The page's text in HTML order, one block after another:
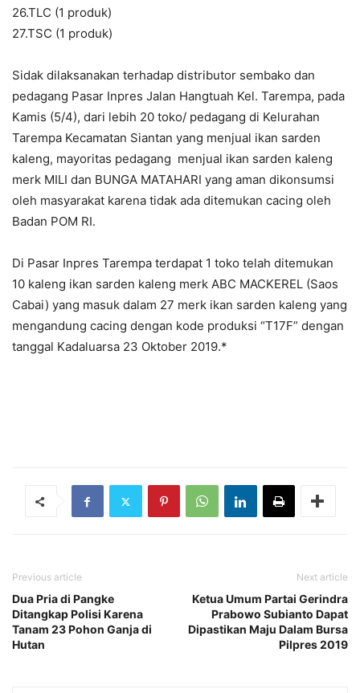
26.TLC (1 produk)
27.TSC (1 produk)
Sidak dilaksanakan terhadap distributor sembako dan
pedagang Pasar Inpres Jalan Hangtuah Kel. Tarempa, pada
Kamis (5/4), dari lebih 20 toko/ pedagang di Kelurahan
Tarempa Kecamatan Siantan yang menjual ikan sarden
kaleng, mayoritas pedagang menjual ikan sarden kaleng
merk MILI dan BUNGA MATAHARI yang aman dikonsumsi
oleh masyarakat karena tidak ada ditemukan cacing oleh
Badan POM RI.
Di Pasar Inpres Tarempa terdapat 1 toko telah ditemukan
10 kaleng ikan sarden kaleng merk ABC MACKEREL (Saos
Cabai) yang masuk dalam 27 merk ikan sarden kaleng yang
mengandung cacing dengan kode produksi “T17F” dengan
tanggal Kadaluarsa 23 Oktober 2019.*
Previous article
Dua Pria di Pangke
Ditangkap Polisi Karena
Tanam 23 Pohon Ganja di
Hutan
Next article
Ketua Umum Partai Gerindra
Prabowo Subianto Dapat
Dipastikan Maju Dalam Bursa
Pilpres 2019